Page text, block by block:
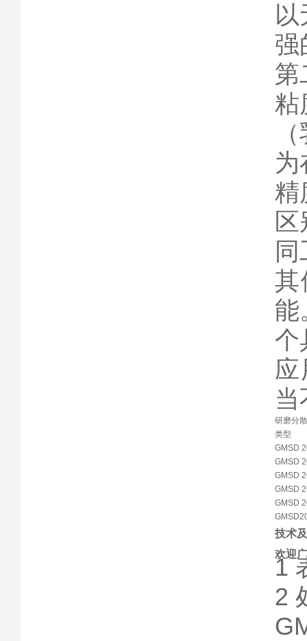
强
第
粘
精
其
能
个
当
研磨分
类型
GMSD
GMSD
GMSD
GMSD
GMSD
技术
欢迎
1
2